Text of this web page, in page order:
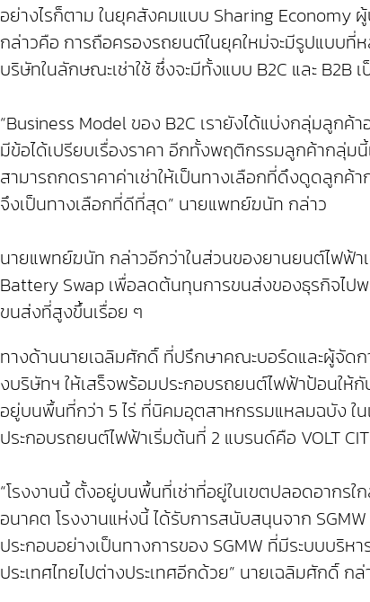
อย่างไรก็ตาม ในยุคสังคมแบบ Sharing Economy
กล่าวคือ การถือครองรถยนต์ในยุคใหม่จะมีรูปแบบที่
บริษัทในลักษณะเช่าใช้ ซึ่งจะมีทั้งแบบ B2C และ B2B
“Business Model ของ B2C เรายังได้แบ่งกลุ่มลูกค้
มีข้อได้เปรียบเรื่องราคา อีกทั้งพฤติกรรมลูกค้ากลุ่มนี้
สามารถกดราคาค่าเช่าให้เป็นทางเลือกที่ดึงดูดลูก
จึงเป็นทางเลือกที่ดีที่สุด” นายแพทย์ฆนัท กล่าว
นายแพทย์ฆนัท กล่าวอีกว่าในส่วนของยานยนต์ไฟฟ้
Battery Swap เพื่อลดต้นทุนการขนส่งของธุรกิจไป
ขนส่งที่สูงขึ้นเรื่อย ๆ
ทางด้านนายเฉลิมศักดิ์ ที่ปรึกษาคณะบอร์ดและผู้จัดก
งบริษัทฯ ให้เสร็จพร้อมประกอบรถยนต์ไฟฟ้าป้อนให้
อยู่บนพื้นที่กว่า 5 ไร่ ที่นิคมอุตสาหกรรมแหลมฉบัง ใ
ประกอบรถยนต์ไฟฟ้าเริ่มต้นที่ 2 แบรนด์คือ VOLT
“โรงงานนี้ ตั้งอยู่บนพื้นที่เช่าที่อยู่ในเขตปลอดอากร
อนาคต โรงงานแห่งนี้ ได้รับการสนับสนุนจาก
ประกอบอย่างเป็นทางการของ SGMW ที่มีระบบบริ
ประเทศไทยไปต่างประเทศอีกด้วย” นายเฉลิมศักดิ์ กล่